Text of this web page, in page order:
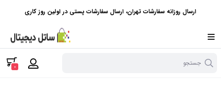
ارسال روزانه سفارشات تهران، ارسال سفارشات پستی در اولین روز کاری
جستجو 0